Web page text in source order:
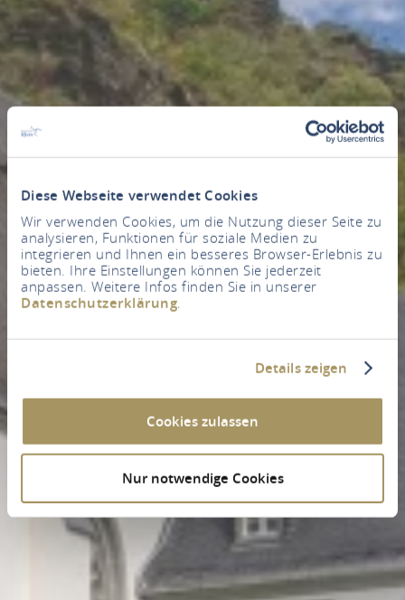
Diese Webseite verwendet Cookies
Wir verwenden Cookies, um die Nutzung dieser Seite zu
analysieren, Funktionen für soziale Medien zu
integrieren und Ihnen ein besseres Browser-Erlebnis zu
bieten. Ihre Einstellungen können Sie jederzeit
anpassen. Weitere Infos finden Sie in unserer
Datenschutzerklärung.
Details zeigen
Cookies zulassen
Nur notwendige Cookies